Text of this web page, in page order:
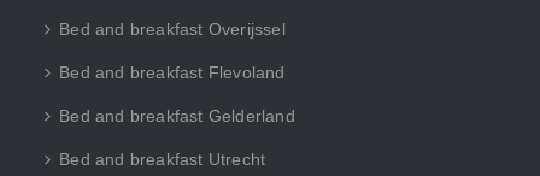
Bed and breakfast Overijssel
Bed and breakfast Flevoland
Bed and breakfast Gelderland
Bed and breakfast Utrecht